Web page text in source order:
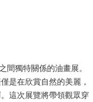
間獨特關係的油畫展。
是在欣賞自然的美麗，
這次展覽將帶領觀眾穿